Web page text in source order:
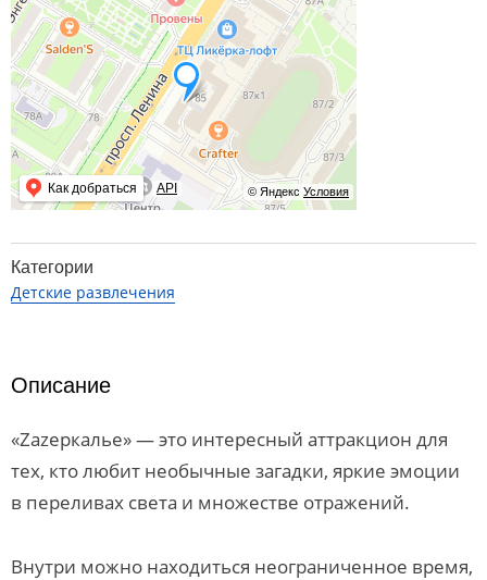
© Яндекс Условия
Как добраться API
Категории
Детские развлечения
Описание
«Zazеркалье» — это интересный аттракцион для
тех, кто любит необычные загадки, яркие эмоции
в переливах света и множестве отражений.
Внутри можно находиться неограниченное время,